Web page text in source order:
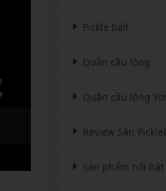
Pickle ball
Quần cầu lông
Quần cầu lông
Review Sân
Sản phẩm nổi bật